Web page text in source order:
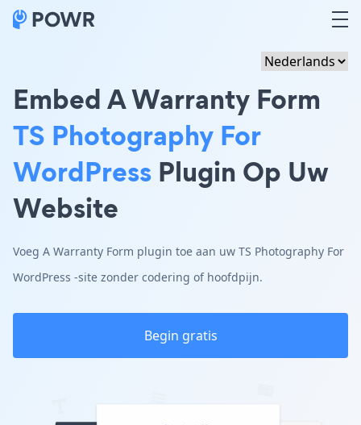
Embed A Warranty Form
TS Photography For
WordPress Plugin Op Uw
Website
Voeg A Warranty Form plugin toe aan uw TS Photography For
WordPress -site zonder codering of hoofdpijn.
Begin gratis